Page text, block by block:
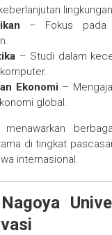
– Fokus pada
– Studi dalam
Ekonomi –
global.
di tingkat
internasional.